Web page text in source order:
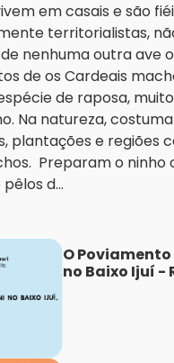
em casais e são
territorialistas,
nenhuma outra ave
de os Cardeais
de raposa,
Na natureza,
plantações e regiões
Preparam o ninho
d...
O
no Baixo Ijuí -